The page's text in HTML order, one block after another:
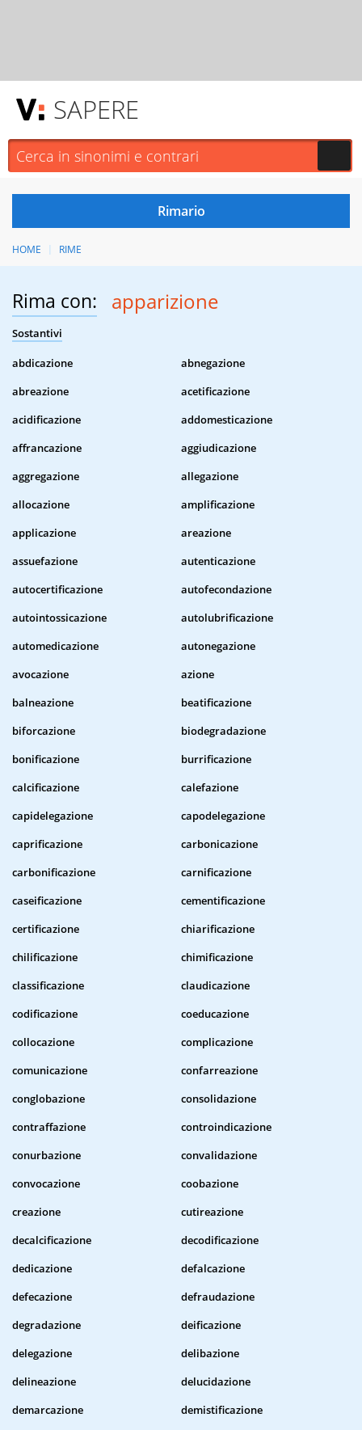
SAPERE
HOME RIME
Rima con: apparizione
Sostantivi
abdicazione
abnegazione
abreazione
acetificazione
acidificazione
addomesticazione
affrancazione
aggiudicazione
aggregazione
allegazione
allocazione
amplificazione
applicazione
areazione
assuefazione
autenticazione
autocertificazione
autofecondazione
autointossicazione
autolubrificazione
automedicazione
autonegazione
avocazione
azione
balneazione
beatificazione
biforcazione
biodegradazione
bonificazione
burrificazione
calcificazione
calefazione
capidelegazione
capodelegazione
caprificazione
carbonicazione
carbonificazione
carnificazione
caseificazione
cementificazione
certificazione
chiarificazione
chilificazione
chimificazione
classificazione
claudicazione
codificazione
coeducazione
collocazione
complicazione
comunicazione
confarreazione
conglobazione
consolidazione
contraffazione
controindicazione
conurbazione
convalidazione
convocazione
coobazione
creazione
cutireazione
decalcificazione
decodificazione
dedicazione
defalcazione
defecazione
defraudazione
degradazione
deificazione
delegazione
delibazione
delineazione
delucidazione
demarcazione
demistificazione